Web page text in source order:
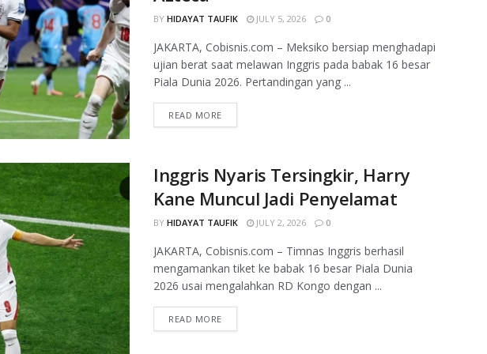
BY HIDAYAT TAUFIK JULY 5, 2026 0
JAKARTA, Cobisnis.com – Meksiko bersiap menghadapi
ujian berat saat melawan Inggris pada babak 16 besar
Piala Dunia 2026. Pertandingan yang ...
READ MORE
Inggris Nyaris Tersingkir, Harry
Kane Muncul Jadi Penyelamat
BY HIDAYAT TAUFIK JULY 2, 2026 0
JAKARTA, Cobisnis.com – Timnas Inggris berhasil
mengamankan tiket ke babak 16 besar Piala Dunia
2026 usai mengalahkan RD Kongo dengan ...
READ MORE